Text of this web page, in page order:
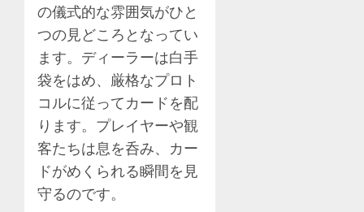
の儀式的な雰囲気がひと
つの見どころとなってい
ます。ディーラーは白手
袋をはめ、厳格なプロト
コルに従ってカードを配
ります。プレイヤーや観
客たちは息を呑み、カー
ドがめくられる瞬間を見
守るのです。